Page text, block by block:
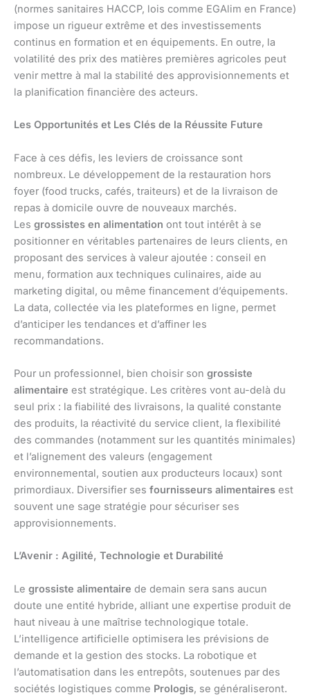
(normes sanitaires HACCP, lois comme EGAlim en France)
impose un rigueur extrême et des investissements
continus en formation et en équipements. En outre, la
volatilité des prix des matières premières agricoles peut
venir mettre à mal la stabilité des approvisionnements et
la planification financière des acteurs.
Les Opportunités et Les Clés de la Réussite Future
Face à ces défis, les leviers de croissance sont
nombreux. Le développement de la restauration hors
foyer (food trucks, cafés, traiteurs) et de la livraison de
repas à domicile ouvre de nouveaux marchés.
Les grossistes en alimentation ont tout intérêt à se
positionner en véritables partenaires de leurs clients, en
proposant des services à valeur ajoutée : conseil en
menu, formation aux techniques culinaires, aide au
marketing digital, ou même financement d’équipements.
La data, collectée via les plateformes en ligne, permet
d’anticiper les tendances et d’affiner les
recommandations.
Pour un professionnel, bien choisir son grossiste
alimentaire est stratégique. Les critères vont au-delà du
seul prix : la fiabilité des livraisons, la qualité constante
des produits, la réactivité du service client, la flexibilité
des commandes (notamment sur les quantités minimales)
et l’alignement des valeurs (engagement
environnemental, soutien aux producteurs locaux) sont
primordiaux. Diversifier ses fournisseurs alimentaires est
souvent une sage stratégie pour sécuriser ses
approvisionnements.
L’Avenir : Agilité, Technologie et Durabilité
Le grossiste alimentaire de demain sera sans aucun
doute une entité hybride, alliant une expertise produit de
haut niveau à une maîtrise technologique totale.
L’intelligence artificielle optimisera les prévisions de
demande et la gestion des stocks. La robotique et
l’automatisation dans les entrepôts, soutenues par des
sociétés logistiques comme Prologis, se généraliseront.